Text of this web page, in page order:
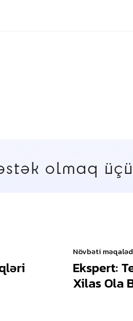
Növbəti
Ekspert:
Xilas Ola